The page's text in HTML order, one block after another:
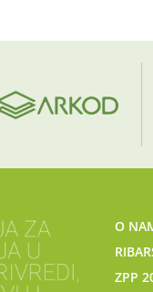
O
ZPP